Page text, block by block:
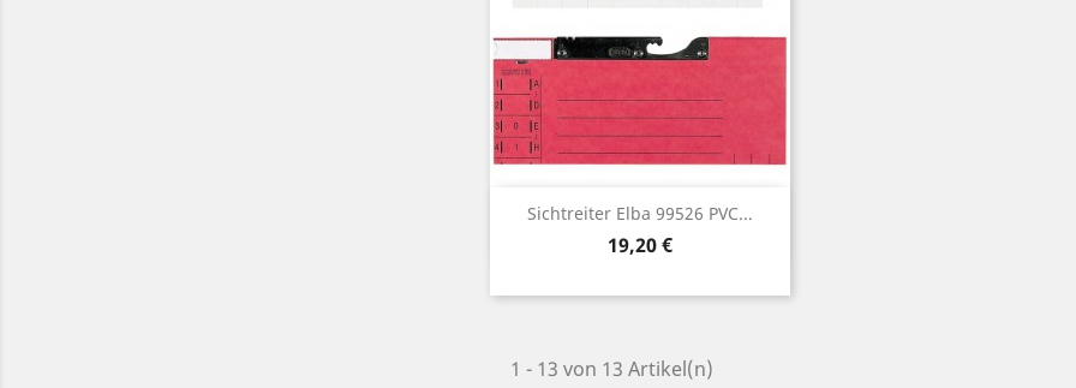
Sichtreiter Elba 99526 PVC...
Preis
19,20 €
Vorschau
1 - 13 von 13 Artikel(n)